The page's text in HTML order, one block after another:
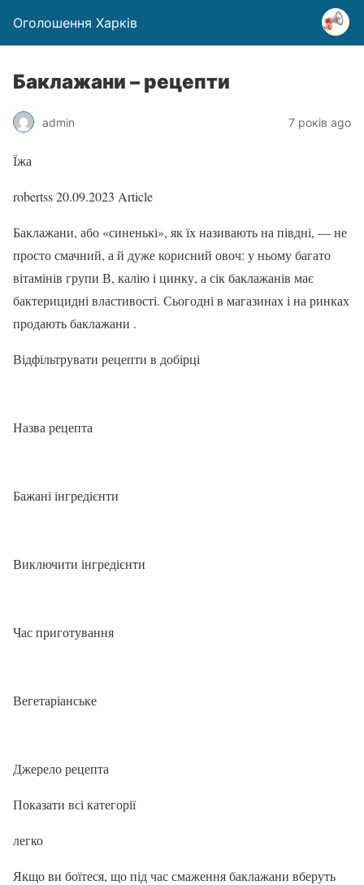
Оголошення Харків
Баклажани – рецепти
admin 7 років ago
Їжа
robertss20.09.2023 Article
Баклажани, або «синенькі», як їх називають на півдні, — не
просто смачний, а й дуже корисний овоч: у ньому багато
вітамінів групи В, калію і цинку, а сік баклажанів має
бактерицидні властивості. Сьогодні в магазинах і на ринках
продають баклажани .
Відфільтрувати рецепти в добірці
Назва рецепта
Бажані інгредієнти
Виключити інгредієнти
Час приготування
Вегетаріанське
Джерело рецепта
Показати всі категорії
легко
Якщо ви боїтеся, що під час смаження баклажани вберуть